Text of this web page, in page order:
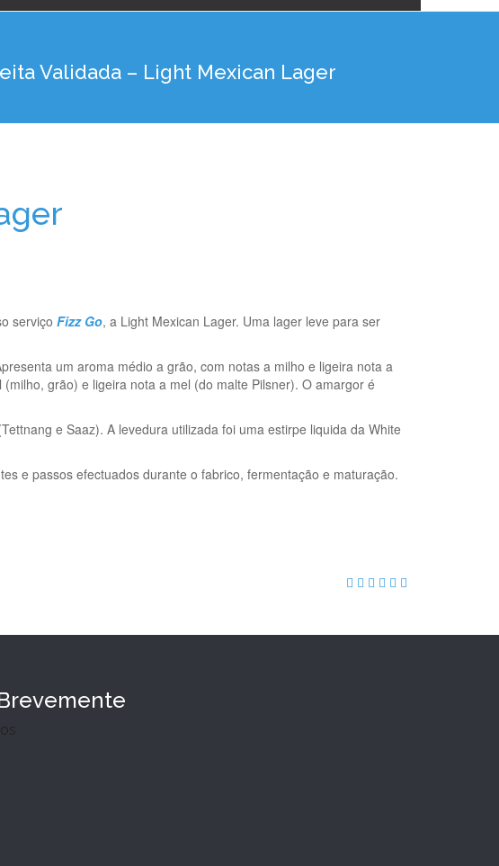
Validada – Light Mexican Lager
serviço Fizz Go, a Light Mexican Lager. Uma lager leve para ser
um aroma médio a grão, com notas a milho e ligeira nota a
grão) e ligeira nota a mel (do malte Pilsner). O amargor é
e Saaz). A levedura utilizada foi uma estirpe liquida da White
e passos efectuados durante o fabrico, fermentação e maturação.